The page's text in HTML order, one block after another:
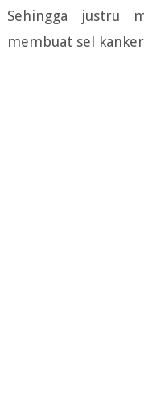
Sehingga justru
membuat sel